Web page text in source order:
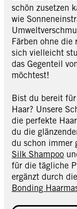
schön zusetzen
wie
Färben ohne
sich vielleicht
das Gegenteil
möchtest!
Bist du bereit
Haar? Unsere
die perfekte
du die
du schon immer
Silk Shampoo
für die tägliche
ergänzt durch die
Bonding